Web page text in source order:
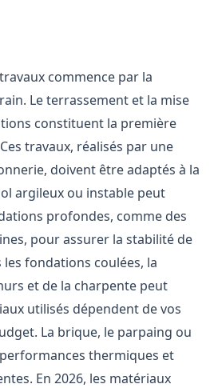
commence par la
Le terrassement et la mise
constituent la première
travaux, réalisés par une
doivent être adaptés à la
argileux ou instable peut
profondes, comme des
pour assurer la stabilité de
fondations coulées, la
et de la charpente peut
utilisés dépendent de vos
La brique, le parpaing ou
thermiques et
En 2026, les matériaux